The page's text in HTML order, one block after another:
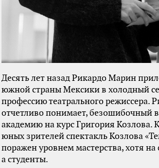
Десять лет назад Рикардо Марин
южной страны Мексики в холодный
профессию театрального режиссера.
отчетливо понимает, безошибочный
академию на курс Григория Козлова.
юных зрителей спектакль Козлова
поражен уровнем мастерства, хотя
а студенты.